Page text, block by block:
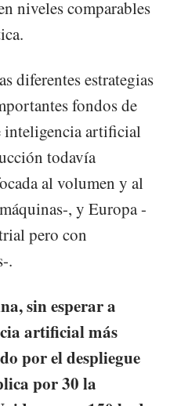
niveles comparables
diferentes estrategias
fondos de
inteligencia artificial
todavía
al volumen y al
, y Europa -
pero con
.
sin esperar a
artificial más
por el despliegue
por 30 la